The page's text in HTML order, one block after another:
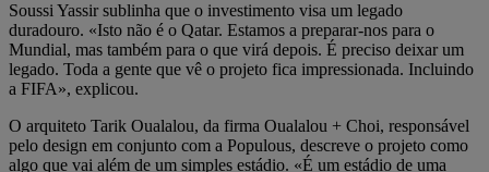
Soussi Yassir sublinha que o investimento visa um legado
duradouro. «Isto não é o Qatar. Estamos a preparar-nos para o
Mundial, mas também para o que virá depois. É preciso deixar um
legado. Toda a gente que vê o projeto fica impressionada. Incluindo
a FIFA», explicou.
O arquiteto Tarik Oualalou, da firma Oualalou + Choi, responsável
pelo design em conjunto com a Populous, descreve o projeto como
algo que vai além de um simples estádio. «É um estádio de uma